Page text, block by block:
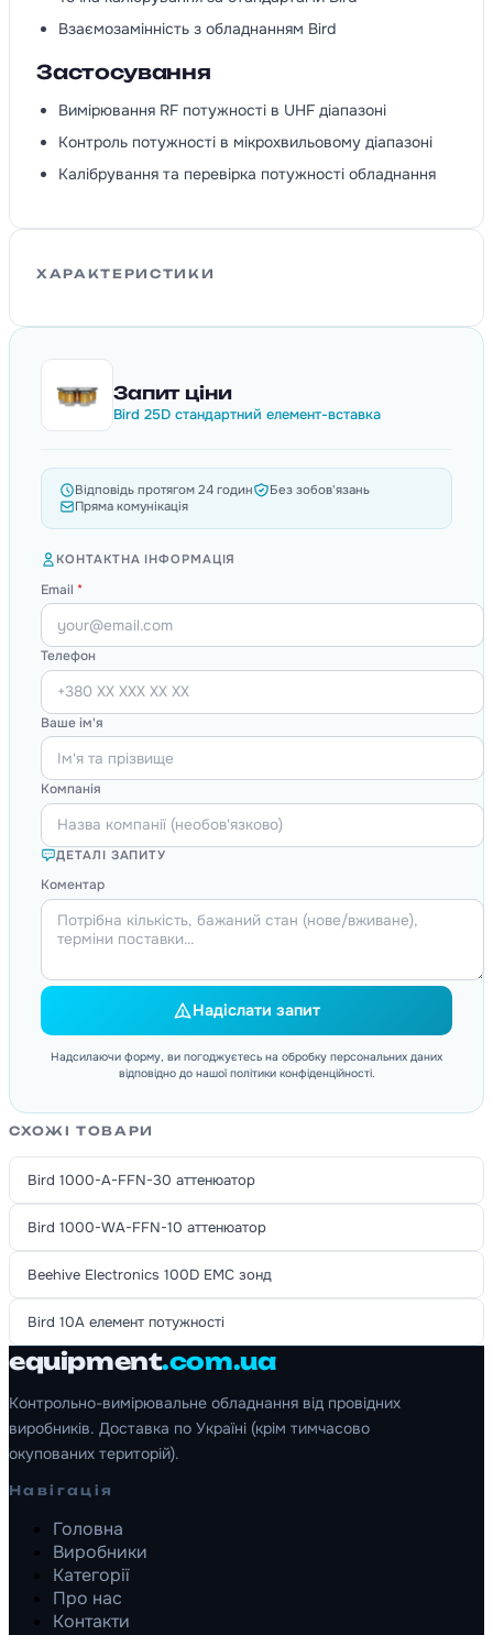
Взаємозамінність з обладнанням Bird
Застосування
Вимірювання RF потужності в UHF діапазоні
Контроль потужності в мікрохвильовому діапазоні
Калібрування та перевірка потужності обладнання
ХАРАКТЕРИСТИКИ
Запит ціни
Bird 25D стандартний елемент-вставка
Відповідь протягом 24 годин
Без зобов'язань
Пряма комунікація
КОНТАКТНА ІНФОРМАЦІЯ
Email *
Телефон
Ваше ім'я
Компанія
ДЕТАЛІ ЗАПИТУ
Коментар
Надіслати запит
Надсилаючи форму, ви погоджуєтесь на обробку персональних даних
відповідно до нашої політики конфіденційності.
СХОЖІ ТОВАРИ
Bird 1000-A-FFN-30 аттенюатор
Bird 1000-WA-FFN-10 аттенюатор
Beehive Electronics 100D EMC зонд
Bird 10A елемент потужності
equipment.com.ua
Контрольно-вимірювальне обладнання від провідних
виробників. Доставка по Україні (крім тимчасово
окупованих територій).
Навігація
Головна
Виробники
Категорії
Про нас
Контакти